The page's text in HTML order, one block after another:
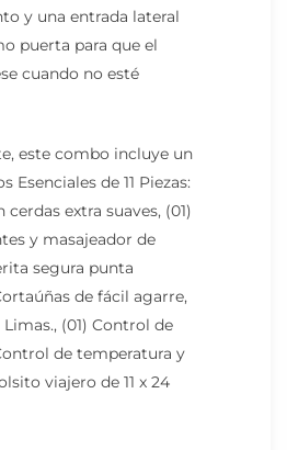
y una entrada lateral
puerta para que el
cuando no esté
este combo incluye un
Esenciales de 11 Piezas:
cerdas extra suaves, (01)
y masajeador de
segura punta
de fácil agarre,
Limas., (01) Control de
de temperatura y
viajero de 11 x 24